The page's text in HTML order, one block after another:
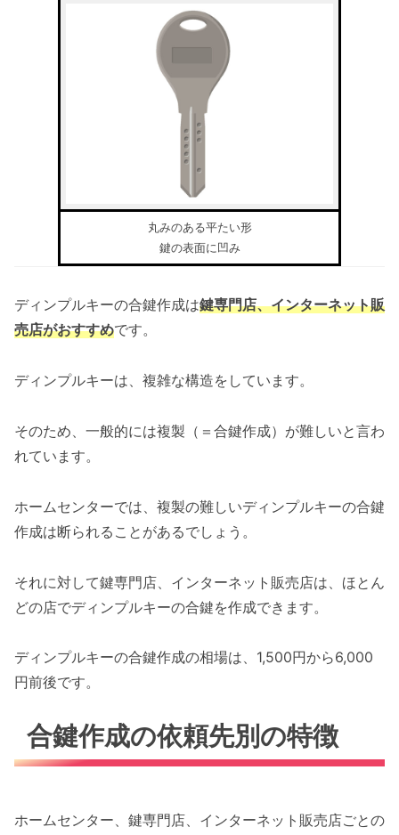
丸みのある平たい形
鍵の表面に凹み
ディンプルキーの合鍵作成は鍵専門店、インターネット販
売店がおすすめです。
ディンプルキーは、複雑な構造をしています。
そのため、一般的には複製（＝合鍵作成）が難しいと言わ
れています。
ホームセンターでは、複製の難しいディンプルキーの合鍵
作成は断られることがあるでしょう。
それに対して鍵専門店、インターネット販売店は、ほとん
どの店でディンプルキーの合鍵を作成できます。
ディンプルキーの合鍵作成の相場は、1,500円から6,000
円前後です。
合鍵作成の依頼先別の特徴
ホームセンター、鍵専門店、インターネット販売店ごとの